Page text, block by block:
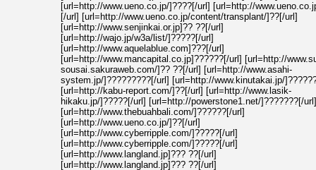
[url=http://www.ueno.co.jp/]????[/url] [url=http://
[/url] [url=http://www.ueno.co.jp/content/transplant/]??[/url]
[url=http://www.senjinkai.or.jp]?? ??[/url]
[url=http://wajo.jp/w3a/list/]?????[/url]
[url=http://www.aquelablue.com]???[/url]
[url=http://www.mancapital.co.jp]??????[/url] [url=http://
sousai.sakuraweb.com/]?? ??[/url] [url=http://www.asahi-
system.jp/]?????????[/url] [url=http://www.kinutakai.jp/
[url=http://kabu-report.com/]??[/url] [url=http://www.lasik-
hikaku.jp/]?????[/url] [url=http://powerstone1.net/]???????[/url]
[url=http://www.thebuahbali.com/]??????[/url]
[url=http://www.ueno.co.jp/]??[/url]
[url=http://www.cyberripple.com/]?????[/url]
[url=http://www.cyberripple.com/]?????[/url]
[url=http://www.langland.jp]??? ??[/url]
[url=http://www.langland.jp]??? ??[/url]